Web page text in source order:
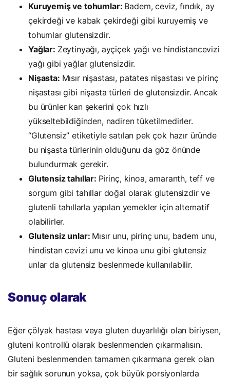
Kuruyemiş ve tohumlar: Badem, ceviz, fındık, ay
çekirdeği ve kabak çekirdeği gibi kuruyemiş ve
tohumlar glutensizdir.
Yağlar: Zeytinyağı, ayçiçek yağı ve hindistancevizi
yağı gibi yağlar glutensizdir.
Nişasta: Mısır nişastası, patates nişastası ve pirinç
nişastası gibi nişasta türleri de glutensizdir. Ancak
bu ürünler kan şekerini çok hızlı
yükseltebildiğinden, nadiren tüketilmedirler.
“Glutensiz” etiketiyle satılan pek çok hazır üründe
bu nişasta türlerinin olduğunu da göz önünde
bulundurmak gerekir.
Glutensiz tahıllar: Pirinç, kinoa, amaranth, teff ve
sorgum gibi tahıllar doğal olarak glutensizdir ve
glutenli tahıllarla yapılan yemekler için alternatif
olabilirler.
Glutensiz unlar: Mısır unu, pirinç unu, badem unu,
hindistan cevizi unu ve kinoa unu gibi glutensiz
unlar da glutensiz beslenmede kullanılabilir.
Sonuç olarak
Eğer çölyak hastası veya gluten duyarlılığı olan biriysen,
gluteni kontrollü olarak beslenmenden çıkarmalısın.
Gluteni beslenmenden tamamen çıkarmana gerek olan
bir sağlık sorunun yoksa, çok büyük porsiyonlarda